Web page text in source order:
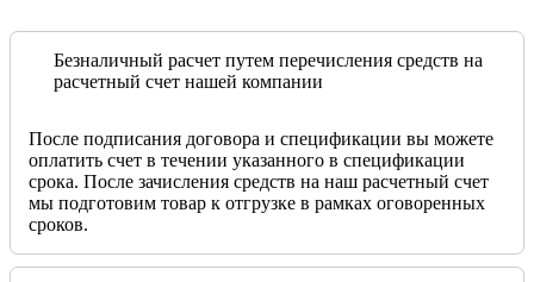
Безналичный расчет путем перечисления средств на
расчетный счет нашей компании
После подписания договора и спецификации вы можете
оплатить счет в течении указанного в спецификации
срока. После зачисления средств на наш расчетный счет
мы подготовим товар к отгрузке в рамках оговоренных
сроков.